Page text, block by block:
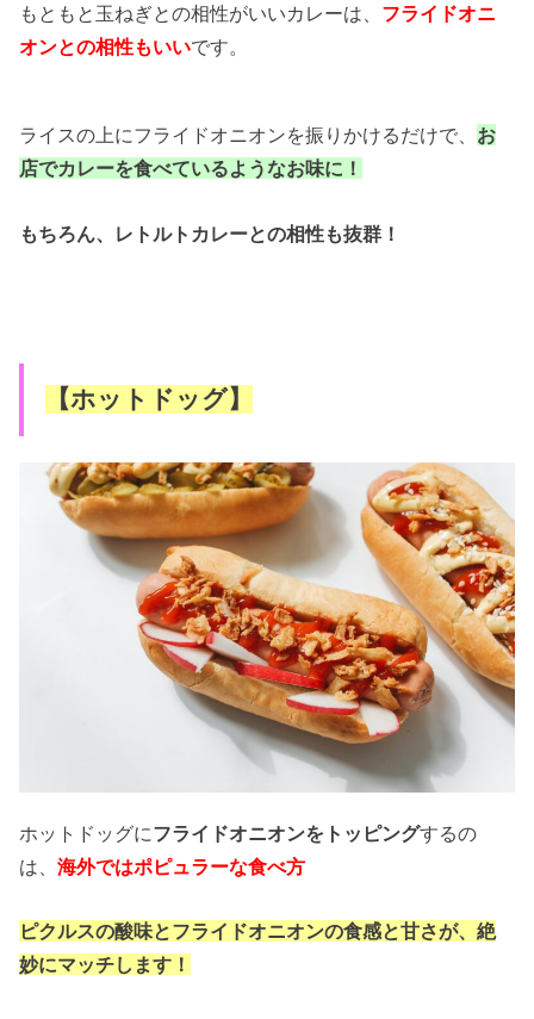
もともと玉ねぎとの相性がいいカレーは、 フライドオニ
オンとの相性もいいです。
ライスの上にフライドオニオンを振りかけるだけで、 お
店でカレーを食べているようなお味に！
もちろん、レトルトカレーとの相性も抜群！
【ホットドッグ】
ホットドッグにフライドオニオンをトッピングするの
は、海外ではポピュラーな食べ方
ピクルスの酸味とフライドオニオンの食感と甘さが、絶
妙にマッチします！